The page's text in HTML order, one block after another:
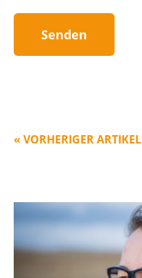
« VORHERIGER ARTIKEL